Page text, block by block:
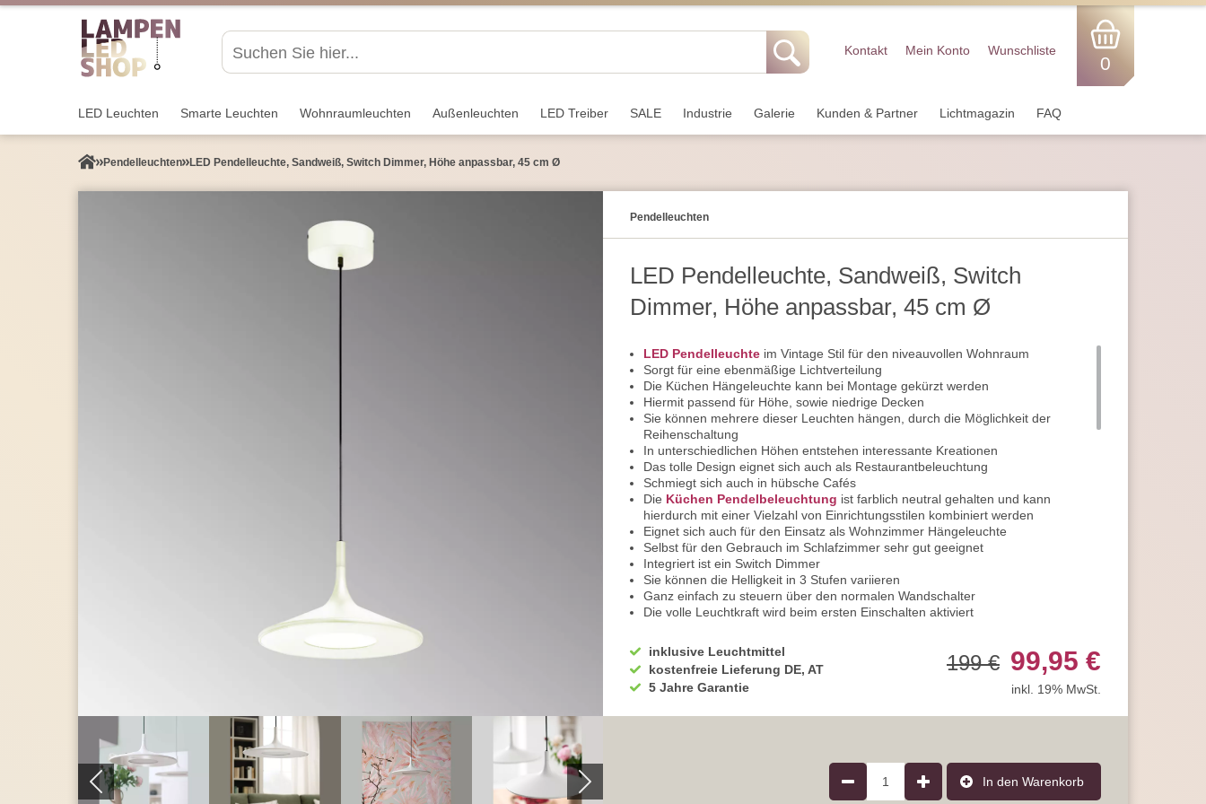
Kontakt Mein Konto Wunschliste
0
LED Leuchten Smarte Leuchten Wohnraum­leuchten Außen­leuchten LED Treiber SALE Industrie Galerie Kunden & Partner Lichtmagazin FAQ
Pendel­leuchten LED Pendelleuchte, Sandweiß, Switch Dimmer, Höhe anpassbar, 45 cm Ø
Pendel­leuchten
LED Pendelleuchte, Sandweiß, Switch
Dimmer, Höhe anpassbar, 45 cm Ø
LED Pendelleuchte im Vintage Stil für den niveauvollen Wohnraum
Sorgt für eine ebenmäßige Lichtverteilung
Die Küchen Hängeleuchte kann bei Montage gekürzt werden
Hiermit passend für Höhe, sowie niedrige Decken
Sie können mehrere dieser Leuchten hängen, durch die Möglichkeit der
Reihenschaltung
In unterschiedlichen Höhen entstehen interessante Kreationen
Das tolle Design eignet sich auch als Restaurantbeleuchtung
Schmiegt sich auch in hübsche Cafés
Die Küchen Pendelbeleuchtung ist farblich neutral gehalten und kann
hierdurch mit einer Vielzahl von Einrichtungsstilen kombiniert werden
Eignet sich auch für den Einsatz als Wohnzimmer Hängeleuchte
Selbst für den Gebrauch im Schlafzimmer sehr gut geeignet
Integriert ist ein Switch Dimmer
Sie können die Helligkeit in 3 Stufen variieren
Ganz einfach zu steuern über den normalen Wandschalter
Die volle Leuchtkraft wird beim ersten Einschalten aktiviert
Zum Beispiel beim Basteln mit den Kindern sehr passend
Durch aus- und wieder anschalten, dimmen Sie die Beleuchtung auf 50%
Für eine gediegene Beleuchtung am Abend
Das gemütliche Licht lädt zum Ausruhen ein
Die Beleuchtung kann auch beim Filmschauen als Hintergrundlicht verwendet
inklusive Leuchtmittel
kostenfreie Lieferung DE, AT
5 Jahre Garantie
199 € 99,95 €
inkl. 19% MwSt.
1 In den Warenkorb